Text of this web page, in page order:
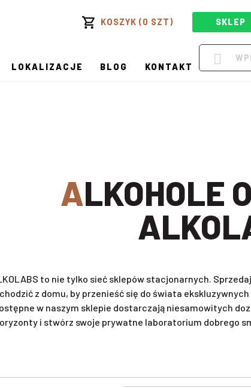
KOSZYK (0 SZT) SKLEP
LOKALIZACJE BLOG KONTAKT
ALKOHOLE ONLINE W
to nie tylko sieć sklepów stacjonarnych.
z domu, by przenieść się do świata
w naszym sklepie dostarczają niesamowitych
i stwórz swoje prywatne laboratorium dobrego